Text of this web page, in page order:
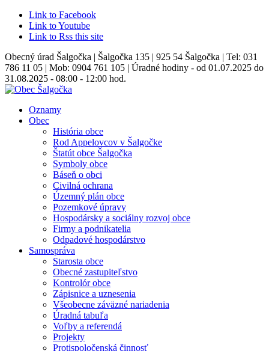
Link to Facebook
Link to Youtube
Link to Rss this site
Obecný úrad Šalgočka | Šalgočka 135 | 925 54 Šalgočka | Tel: 031
786 11 05 | Mob: 0904 761 105 | Úradné hodiny - od 01.07.2025 do
31.08.2025 - 08:00 - 12:00 hod.
Oznamy
Obec
História obce
Rod Appelovcov v Šalgočke
Štatút obce Šalgočka
Symboly obce
Báseň o obci
Civilná ochrana
Územný plán obce
Pozemkové úpravy
Hospodársky a sociálny rozvoj obce
Firmy a podnikatelia
Odpadové hospodárstvo
Samospráva
Starosta obce
Obecné zastupiteľstvo
Kontrolór obce
Zápisnice a uznesenia
Všeobecne záväzné nariadenia
Úradná tabuľa
Voľby a referendá
Projekty
Protispoločenská činnosť